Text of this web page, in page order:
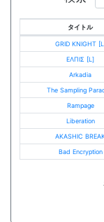
タイトル
GRID KNIGHT
ΕΛΠΙΣ [L]
Arkadia
The Sampling
Rampage
Liberation
AKASHIC
Bad Encryption